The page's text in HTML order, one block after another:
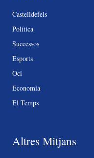
Castelldefels
Política
Successos
Esports
Oci
Economia
El Temps
Altres Mitjans